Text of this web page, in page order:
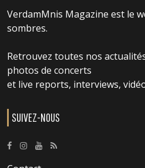
VerdamMnis Magazine est le
sombres.
Retrouvez toutes nos
photos de concerts
et live reports, interviews,
SUIVEZ-NOUS